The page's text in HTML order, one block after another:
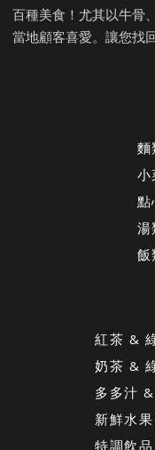
百種美食！尤其以牛骨
當地顧客喜愛。讓您找
麵
小
點
湯
飯
紅茶 &
奶茶 &
多多汁
新鮮水果
特調飲品